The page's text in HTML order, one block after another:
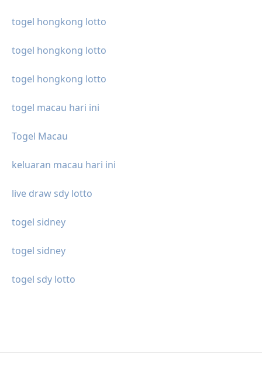
togel hongkong lotto
togel hongkong lotto
togel hongkong lotto
togel macau hari ini
Togel Macau
keluaran macau hari ini
live draw sdy lotto
togel sidney
togel sidney
togel sdy lotto